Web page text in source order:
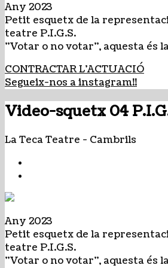
Any 2023
Petit esquetx de la
teatre P.I.G.S.
"Votar o no votar", aquesta és
CONTRACTAR L'ACTUACIÓ
Segueix-nos a instagram!!
Video-squetx 04
La Teca Teatre - Cambrils
Any 2023
Petit esquetx de la
teatre P.I.G.S.
"Votar o no votar", aquesta és